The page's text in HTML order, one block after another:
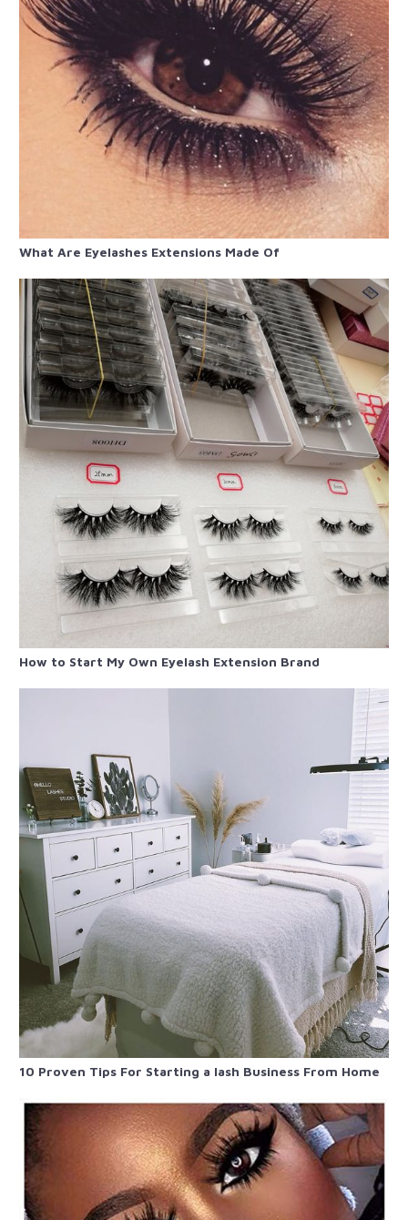
What Are Eyelashes Extensions Made Of
How to Start My Own Eyelash Extension Brand
10 Proven Tips For Starting a lash Business From Home